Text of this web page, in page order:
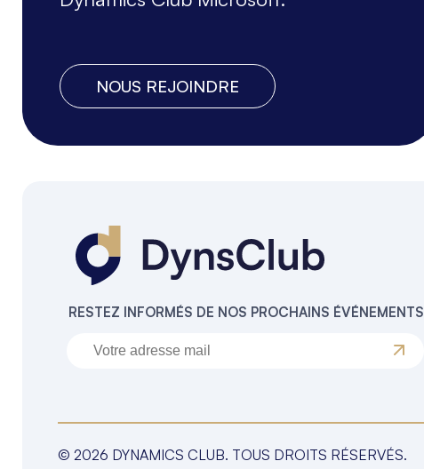
NOUS REJOINDRE
RESTEZ INFORMÉS DE NOS PROCHAINS ÉVÉNEMENTS
© 2026 DYNAMICS CLUB. TOUS DROITS RÉSERVÉS.